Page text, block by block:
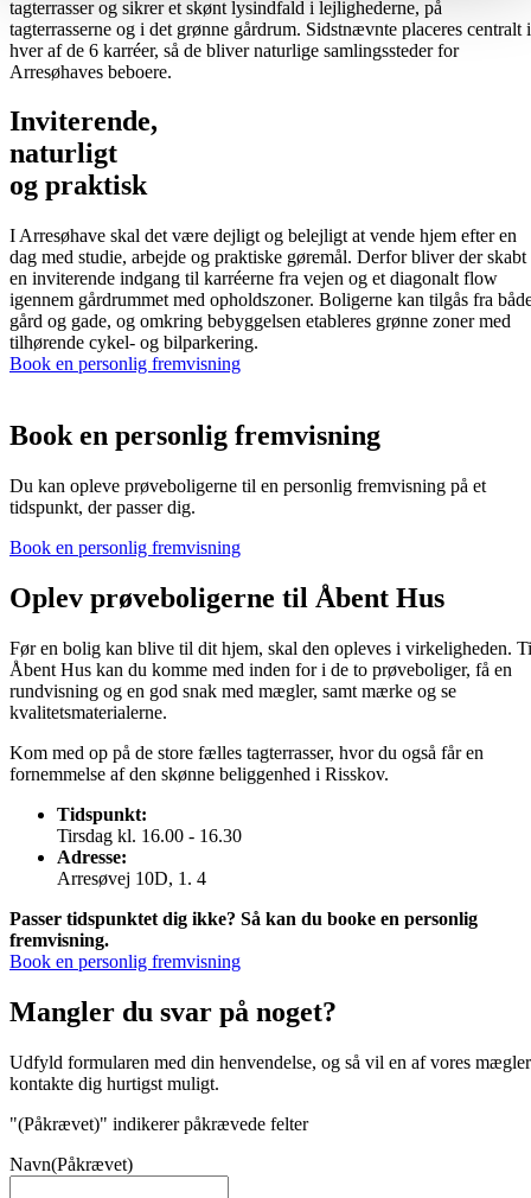
tagterrasser og sikrer et skønt lysindfald i lejlighederne, på
tagterrasserne og i det grønne gårdrum. Sidstnævnte placeres centralt i
hver af de 6 karréer, så de bliver naturlige samlingssteder for
Arresøhaves beboere.
Inviterende,
naturligt
og praktisk
I Arresøhave skal det være dejligt og belejligt at vende hjem efter en
dag med studie, arbejde og praktiske gøremål. Derfor bliver der skabt
en inviterende indgang til karréerne fra vejen og et diagonalt flow
igennem gårdrummet med opholdszoner. Boligerne kan tilgås fra
gård og gade, og omkring bebyggelsen etableres grønne zoner med
tilhørende cykel- og bilparkering.
Book en personlig fremvisning
Book en personlig fremvisning
Du kan opleve prøveboligerne til en personlig fremvisning på et
tidspunkt, der passer dig.
Book en personlig fremvisning
Oplev prøveboligerne til Åbent Hus
Før en bolig kan blive til dit hjem, skal den opleves i virkeligheden.
Åbent Hus kan du komme med inden for i de to prøveboliger, få en
rundvisning og en god snak med mægler, samt mærke og se
kvalitetsmaterialerne.
Kom med op på de store fælles tagterrasser, hvor du også får en
fornemmelse af den skønne beliggenhed i Risskov.
Tidspunkt:
Tirsdag kl. 16.00 - 16.30
Adresse:
Arresøvej 10D, 1. 4
Passer tidspunktet dig ikke? Så kan du booke en personlig
fremvisning.
Book en personlig fremvisning
Mangler du svar på noget?
Udfyld formularen med din henvendelse, og så vil en af vores
kontakte dig hurtigst muligt.
"(Påkrævet)" indikerer påkrævede felter
Navn(Påkrævet)